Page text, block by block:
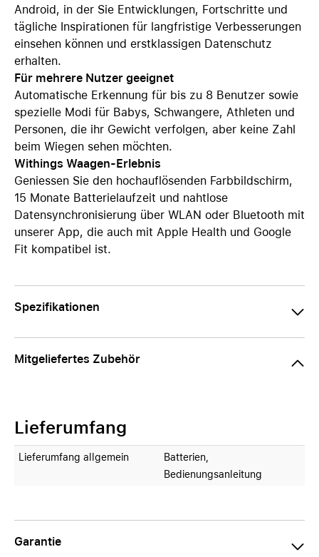
Android, in der Sie Entwicklungen, Fortschritte und
tägliche Inspirationen für langfristige Verbesserungen
einsehen können und erstklassigen Datenschutz
erhalten.
Für mehrere Nutzer geeignet
Automatische Erkennung für bis zu 8 Benutzer sowie
spezielle Modi für Babys, Schwangere, Athleten und
Personen, die ihr Gewicht verfolgen, aber keine Zahl
beim Wiegen sehen möchten.
Withings Waagen-Erlebnis
Geniessen Sie den hochauflösenden Farbbildschirm,
15 Monate Batterielaufzeit und nahtlose
Datensynchronisierung über WLAN oder Bluetooth mit
unserer App, die auch mit Apple Health und Google
Fit kompatibel ist.
Spezifikationen
Mitgeliefertes Zubehör
Lieferumfang
Lieferumfang allgemein
Batterien,
Bedienungsanleitung
Garantie